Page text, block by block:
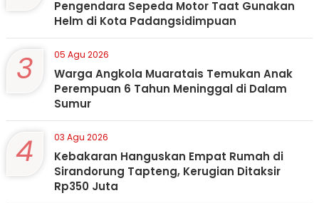
Pengendara Sepeda Motor Taat Gunakan
Helm di Kota Padangsidimpuan
3 05 Agu 2026
Warga Angkola Muaratais Temukan Anak
Perempuan 6 Tahun Meninggal di Dalam
Sumur
4 03 Agu 2026
Kebakaran Hanguskan Empat Rumah di
Sirandorung Tapteng, Kerugian Ditaksir
Rp350 Juta